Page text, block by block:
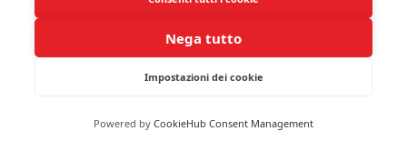
consapevolmente. Questa pratica non solo allevia
la tensione fisica, ma promuove anche la
consapevolezza nel tuo corpo, aiutandoti a sentirti
essenziale per un riposo rigenerante.
Nega tutto
Impostazioni dei cookie
Powered by CookieHub Consent Management